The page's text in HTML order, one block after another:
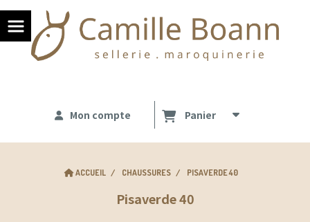
Mon compte Panier
ACCUEIL CHAUSSURES PISAVERDE 40
Pisaverde 40